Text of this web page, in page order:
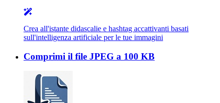
Crea all'istante didascalie e hashtag accattivanti basati
sull'intelligenza artificiale per le tue immagini
Comprimi il file JPEG a 100 KB